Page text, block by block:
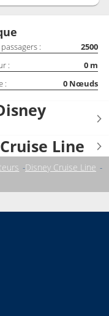
:
2500
: 0 m
: 0 Nœuds
Line
Disney Cruise Line